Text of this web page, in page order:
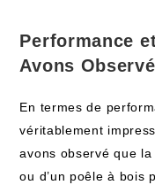
Performance
Avons Observé
En termes de
véritablement
avons observé que
ou d’un poêle à bois